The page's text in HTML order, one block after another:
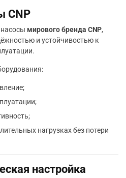
CNP
мирового бренда CNP,
и устойчивостью к
нагрузках без потери
настройка